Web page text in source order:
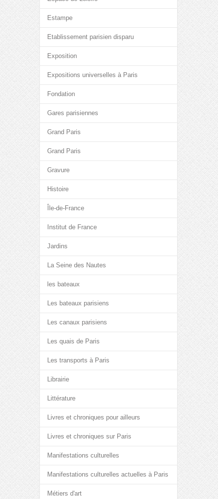
Estampe
Etablissement parisien disparu
Exposition
Expositions universelles à Paris
Fondation
Gares parisiennes
Grand Paris
Grand Paris
Gravure
Histoire
Île-de-France
Institut de France
Jardins
La Seine des Nautes
les bateaux
Les bateaux parisiens
Les canaux parisiens
Les quais de Paris
Les transports à Paris
Librairie
Littérature
Livres et chroniques pour ailleurs
Livres et chroniques sur Paris
Manifestations culturelles
Manifestations culturelles actuelles à Paris
Métiers d'art